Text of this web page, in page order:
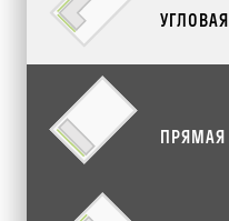
УГЛОВАЯ
ПРЯМАЯ